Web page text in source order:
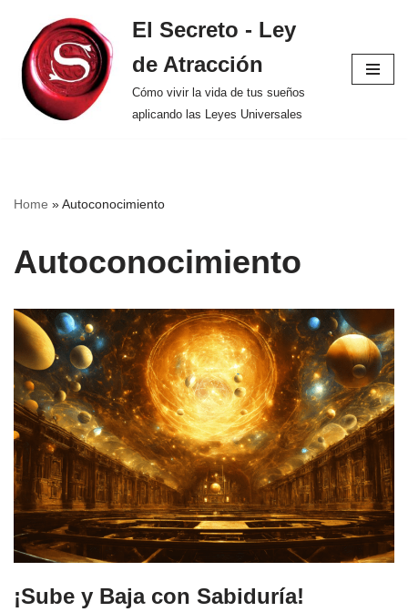
Saltar
al
contenido
El Secreto - Ley
de Atracción
Cómo vivir la vida de tus sueños
aplicando las Leyes Universales
Home »Autoconocimiento
Autoconocimiento
¡Sube y Baja con Sabiduría!